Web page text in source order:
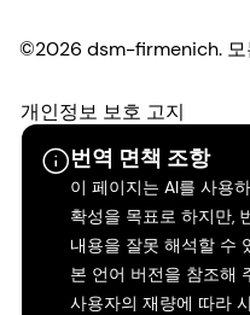
번역 면책 조항
이 페이지는 AI를 사용
확성을 목표로 하지만,
내용을 잘못 해석할 수
본 언어 버전을 참조해
사용자의 재량에 따라
©2026 dsm-firmenich. 모
개인정보 보호 고지
이용 약관
캘리포니아 투명성